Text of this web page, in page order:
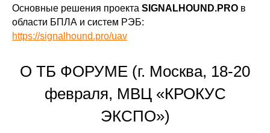
Основные решения проекта SIGNALHOUND.PRO в
области БПЛА и систем РЭБ:
https://signalhound.pro/uav
О ТБ ФОРУМЕ (г. Москва, 18-20
февраля, МВЦ «КРОКУС
ЭКСПО»)